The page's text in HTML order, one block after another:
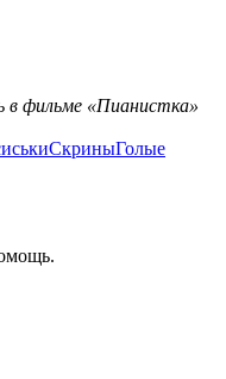
в фильме «Пианистка»
СкриныГолые